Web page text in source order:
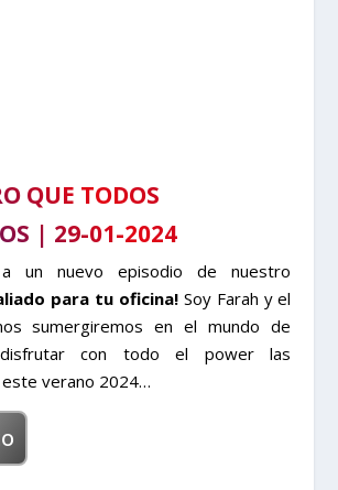
QUE TODOS
| 29-01-2024
a un nuevo episodio de nuestro
para tu oficina!Soy Farah y el
sumergiremos en el mundo de
con todo el power las
este verano 2024…